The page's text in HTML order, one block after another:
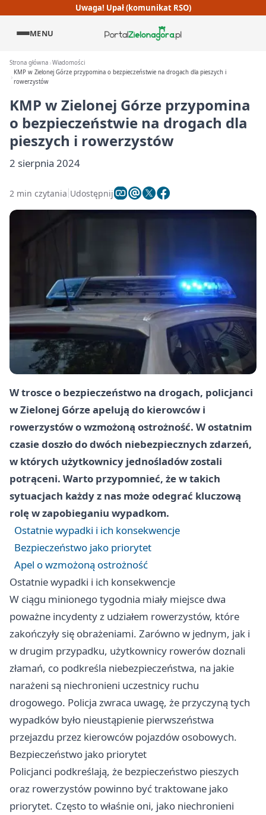
Uwaga! Upał (komunikat RSO)
MENU
Strona główna Wiadomości
KMP w Zielonej Górze przypomina o bezpieczeństwie na drogach dla pieszych i
rowerzystów
KMP w Zielonej Górze przypomina
o bezpieczeństwie na drogach dla
pieszych i rowerzystów
2 sierpnia 2024
2 min czytania Udostępnij
W trosce o bezpieczeństwo na drogach, policjanci
w Zielonej Górze apelują do kierowców i
rowerzystów o wzmożoną ostrożność. W ostatnim
czasie doszło do dwóch niebezpiecznych zdarzeń,
w których użytkownicy jednośladów zostali
potrąceni. Warto przypomnieć, że w takich
sytuacjach każdy z nas może odegrać kluczową
rolę w zapobieganiu wypadkom.
Ostatnie wypadki i ich konsekwencje
Bezpieczeństwo jako priorytet
Apel o wzmożoną ostrożność
Ostatnie wypadki i ich konsekwencje
W ciągu minionego tygodnia miały miejsce dwa
poważne incydenty z udziałem rowerzystów, które
zakończyły się obrażeniami. Zarówno w jednym, jak i
w drugim przypadku, użytkownicy rowerów doznali
złamań, co podkreśla niebezpieczeństwa, na jakie
narażeni są niechronieni uczestnicy ruchu
drogowego. Policja zwraca uwagę, że przyczyną tych
wypadków było nieustąpienie pierwszeństwa
przejazdu przez kierowców pojazdów osobowych.
Bezpieczeństwo jako priorytet
Policjanci podkreślają, że bezpieczeństwo pieszych
oraz rowerzystów powinno być traktowane jako
priorytet. Często to właśnie oni, jako niechronieni